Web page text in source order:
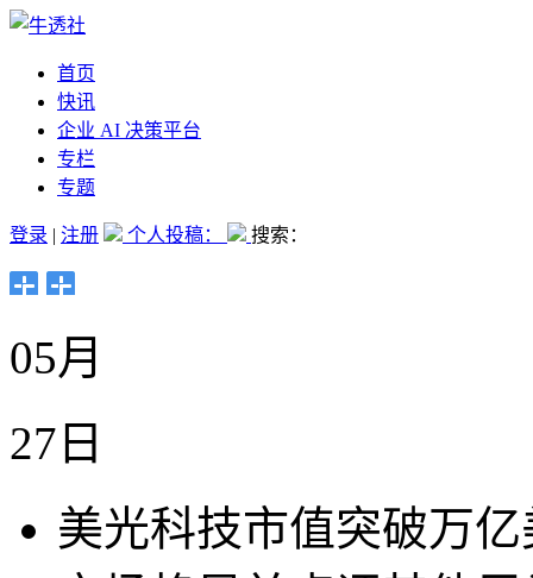
首页
快讯
企业 AI 决策平台
专栏
专题
登录 | 注册 个人投稿： 搜索：
05月
27日
美光科技市值突破万